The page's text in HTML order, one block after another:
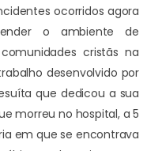
ocorridos agora
o ambiente de
cristãs na
desenvolvido por
que dedicou a sua
morreu no hospital, a 5
em que se encontrava